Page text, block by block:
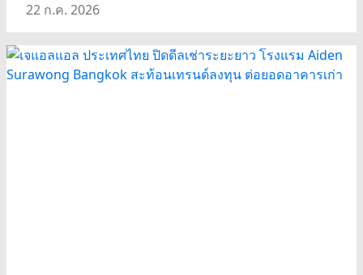
22 ก.ค. 2026